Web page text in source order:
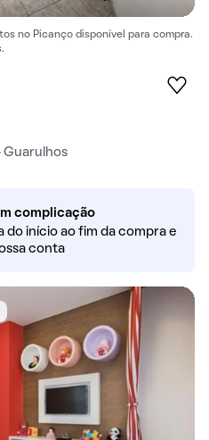
no Picanço disponível para compra.
Guarulhos
complicação
do início ao fim da compra e
conta